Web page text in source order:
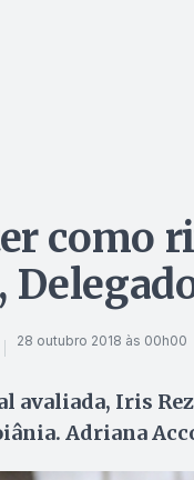
como
28 outubro 2018 às 00h00
avaliada, Iris
Adriana